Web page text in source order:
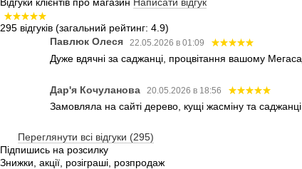
Відгуки клієнтів про магазин Написати відгук
295 відгуків (загальний рейтинг: 4.9)
Павлюк Олеся
22.05.2026 в 01:09
Дуже вдячні за саджанці, процвітання вашому
Дар'я Кочуланова 20.05.2026 в 18:56
Замовляла на сайті дерево, кущі жасміну та
Переглянути всі відгуки (295)
Підпишись на розсилку
Знижки, акції, розіграші, розпродаж